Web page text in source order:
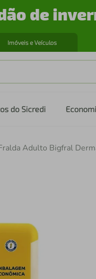
de
Imóveis e Veículos
do Sicredi
Adulto Bigfral